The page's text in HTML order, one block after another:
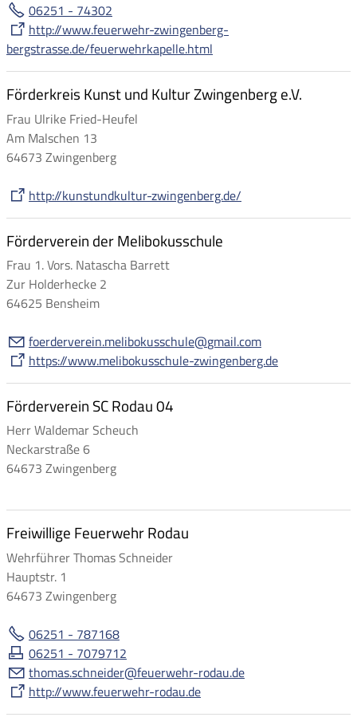
06251 - 74302
http://www.feuerwehr-zwingenberg-
bergstrasse.de/feuerwehrkapelle.html
Förderkreis Kunst und Kultur Zwingenberg e.V.
Frau Ulrike Fried-Heufel
Am Malschen 13
64673 Zwingenberg
http://kunstundkultur-zwingenberg.de/
Förderverein der Melibokusschule
Frau 1. Vors. Natascha Barrett
Zur Holderhecke 2
64625 Bensheim
f
rd rv r n m l b k ssch l gm lc m
https://www.melibokusschule-zwingenberg.de
Förderverein SC Rodau 04
Herr Waldemar Scheuch
Neckarstraße 6
64673 Zwingenberg
Freiwillige Feuerwehr Rodau
Wehrführer Thomas Schneider
Hauptstr. 1
64673 Zwingenberg
06251 - 787168
06251 - 7079712
th m sschn d r f rw hr-r d
d
http://www.feuerwehr-rodau.de